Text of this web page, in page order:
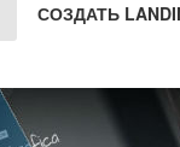
СОЗДАТЬ